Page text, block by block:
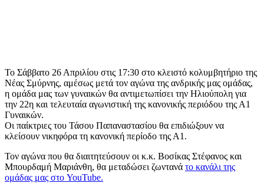
Το Σάββατο 26 Απριλίου στις 17:30 στο κλειστό κολυμβητήριο της
Νέας Σμύρνης, αμέσως μετά τον αγώνα της ανδρικής μας ομάδας,
η ομάδα μας των γυναικών θα αντιμετωπίσει την Ηλιούπολη για
την 22η και τελευταία αγωνιστική της κανονικής περιόδου της Α1
Γυναικών.
Οι παίκτριες του Τάσου Παπαναστασίου θα επιδιώξουν να
κλείσουν νικηφόρα τη κανονική περίοδο της Α1.
Τον αγώνα που θα διαιτητεύσουν οι κ.κ. Βοσίκας Στέφανος και
Μπουρδαμή Μαριάνθη, θα μεταδώσει ζωντανά το κανάλι της
ομάδας μας στο YouTube.